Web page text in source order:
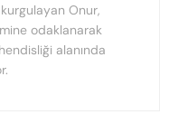
Onur,
odaklanarak
alanında